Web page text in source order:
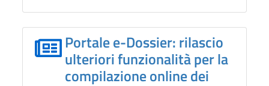
Portale e-Dossier: rilascio
ulteriori funzionalità per la
compilazione online dei